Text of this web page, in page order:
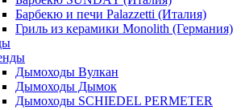
Барбекю и печи Palazzetti (Италия)
Гриль из керамики Monolith (Германия)
Дымоходы Вулкан
Дымоходы Дымок
Дымоходы SCHIEDEL PERMETER